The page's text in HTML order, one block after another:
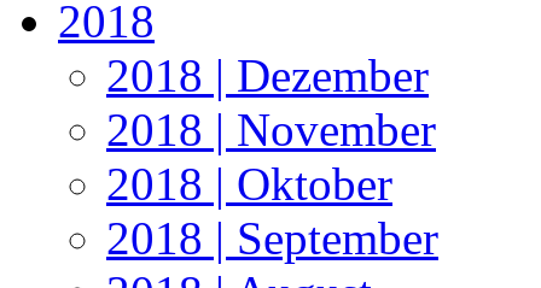
2018
2018 | Dezember
2018 | November
2018 | Oktober
2018 | September